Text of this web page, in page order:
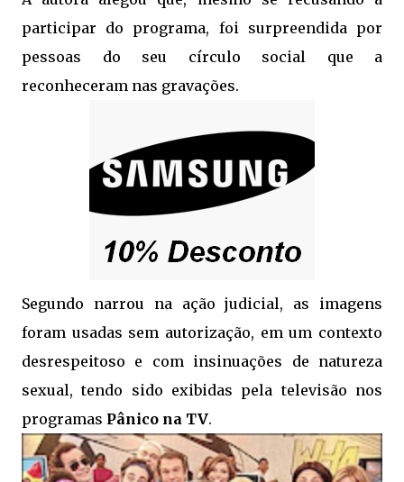
participar do programa, foi surpreendida por
pessoas do seu círculo social que a
reconheceram nas gravações.
Segundo narrou na ação judicial, as imagens
foram usadas sem autorização, em um contexto
desrespeitoso e com insinuações de natureza
sexual, tendo sido exibidas pela televisão nos
programas Pânico na TV.